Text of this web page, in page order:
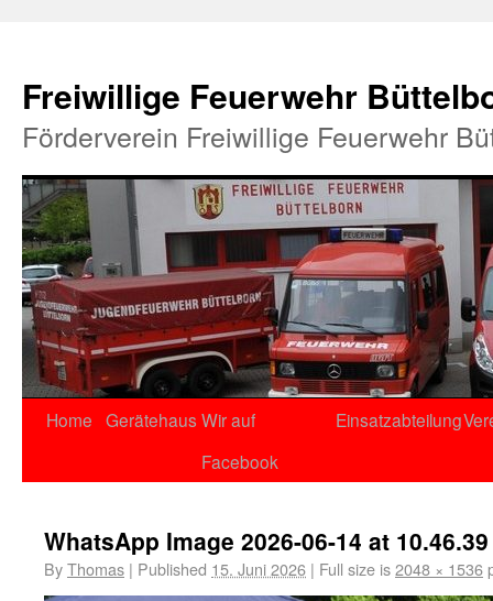
Freiwillige Feuerwehr
Förderverein Freiwillige Feuerwehr
Home Gerätehaus Wir auf
Facebook
Einsatzabteilung
WhatsApp Image 2026-06-14 at 10.46.39
ByThomas | Published 15. Juni 2026 | Full size is2048 × 1536